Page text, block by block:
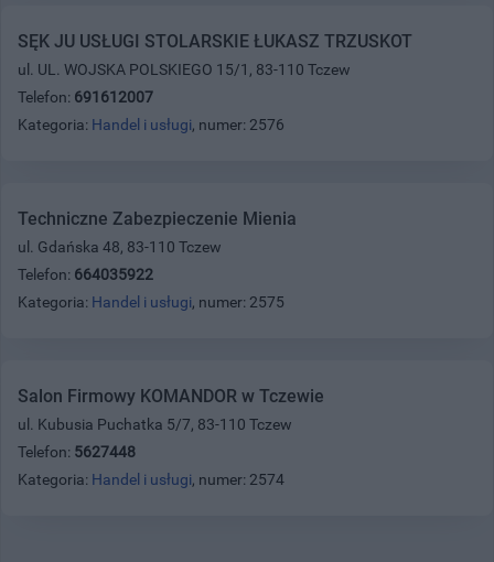
SĘK JU USŁUGI STOLARSKIE ŁUKASZ TRZUSKOT
ul. UL. WOJSKA POLSKIEGO 15/1, 83-110 Tczew
Telefon: 691612007
Kategoria: Handel i usługi, numer: 2576
Techniczne Zabezpieczenie Mienia
ul. Gdańska 48, 83-110 Tczew
Telefon: 664035922
Kategoria: Handel i usługi, numer: 2575
Salon Firmowy KOMANDOR w Tczewie
ul. Kubusia Puchatka 5/7, 83-110 Tczew
Telefon: 5627448
Kategoria: Handel i usługi, numer: 2574